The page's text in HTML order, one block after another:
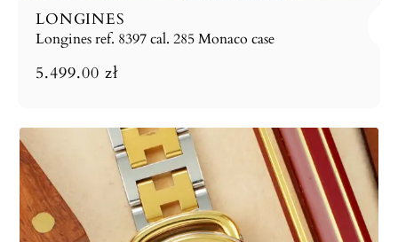
LONGINES
Longines ref. 8397 cal. 285 Monaco case
5.499.00 zł